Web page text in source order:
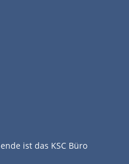
ist das KSC Büro